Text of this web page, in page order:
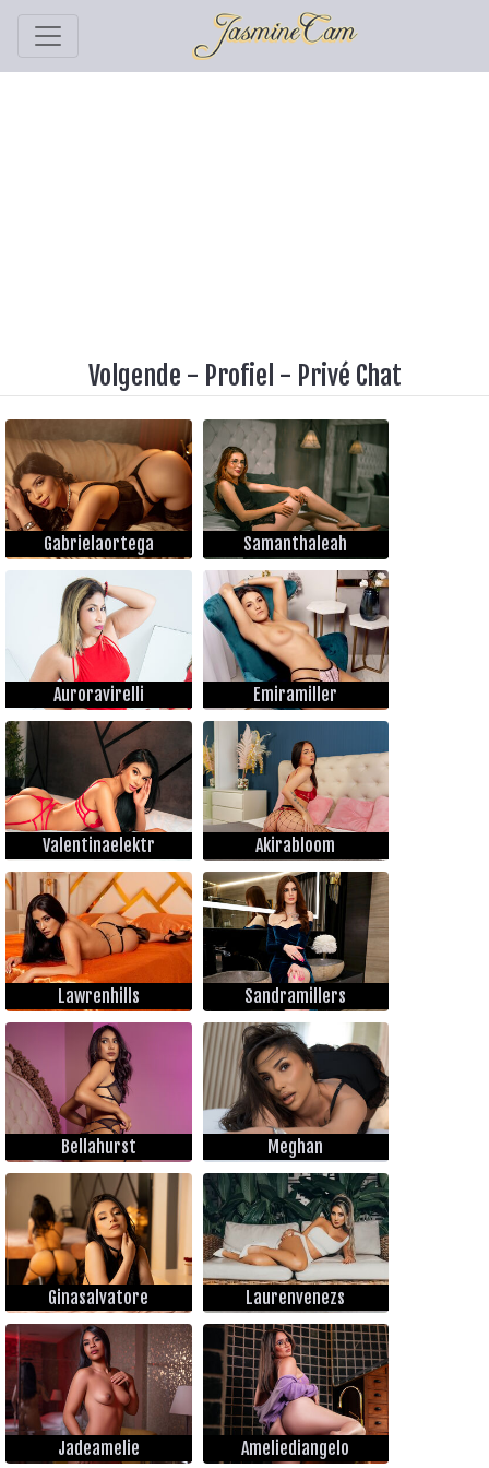
Volgende - Profiel - Privé Chat
Gabrielaortega Samanthaleah
Auroravirelli Emiramiller
Valentinaelektr Akirabloom
Lawrenhills Sandramillers
Bellahurst Meghan
Ginasalvatore Laurenvenezs
Jadeamelie Ameliediangelo